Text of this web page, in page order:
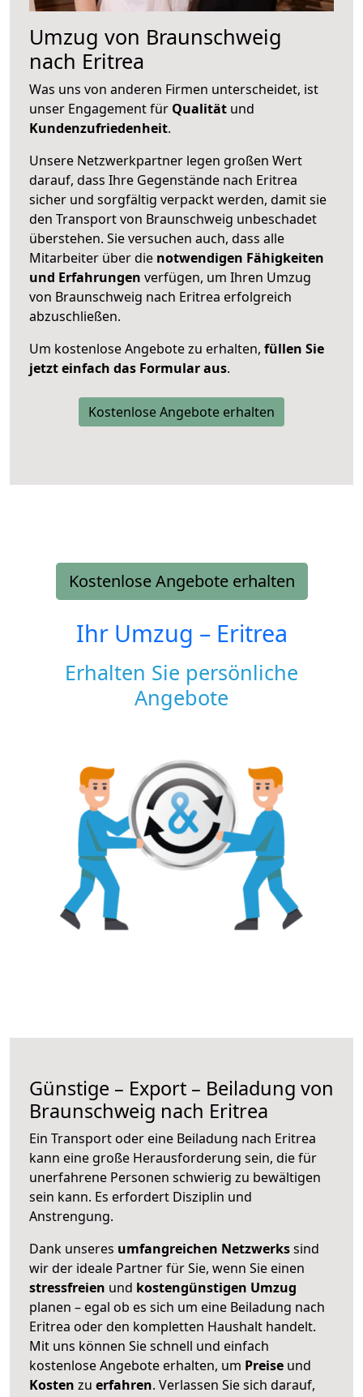
Umzug von Braunschweig
nach Eritrea
Was uns von anderen Firmen unterscheidet, ist
unser Engagement für Qualität und
Kundenzufriedenheit.
Unsere Netzwerkpartner legen großen Wert
darauf, dass Ihre Gegenstände nach Eritrea
sicher und sorgfältig verpackt werden, damit sie
den Transport von Braunschweig unbeschadet
überstehen. Sie versuchen auch, dass alle
Mitarbeiter über die notwendigen Fähigkeiten
und Erfahrungen verfügen, um Ihren Umzug
von Braunschweig nach Eritrea erfolgreich
abzuschließen.
Um kostenlose Angebote zu erhalten, füllen Sie
jetzt einfach das Formular aus.
Kostenlose Angebote erhalten
Kostenlose Angebote erhalten
Ihr Umzug – Eritrea
Erhalten Sie persönliche
Angebote
Günstige – Export – Beiladung von
Braunschweig nach Eritrea
Ein Transport oder eine Beiladung nach Eritrea
kann eine große Herausforderung sein, die für
unerfahrene Personen schwierig zu bewältigen
sein kann. Es erfordert Disziplin und
Anstrengung.
Dank unseres umfangreichen Netzwerkssind
wir der ideale Partner für Sie, wenn Sie einen
stressfreien und kostengünstigen Umzug
planen – egal ob es sich um eine Beiladung nach
Eritrea oder den kompletten Haushalt handelt.
Mit uns können Sie schnell und einfach
kostenlose Angebote erhalten, um Preise und
Kosten zu erfahren. Verlassen Sie sich darauf,